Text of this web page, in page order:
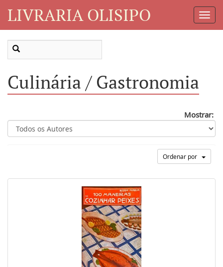
LIVRARIA OLISIPO
Culinária / Gastronomia
Mostrar:
Ordenar por